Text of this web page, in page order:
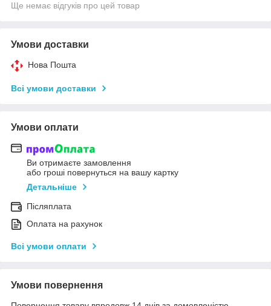
Ще немає відгуків про цей товар
Умови доставки
Нова Пошта
Всі умови доставки
Умови оплати
Ви отримаєте замовлення
або гроші повернуться на вашу картку
Детальніше
Післяплата
Оплата на рахунок
Всі умови оплати
Умови повернення